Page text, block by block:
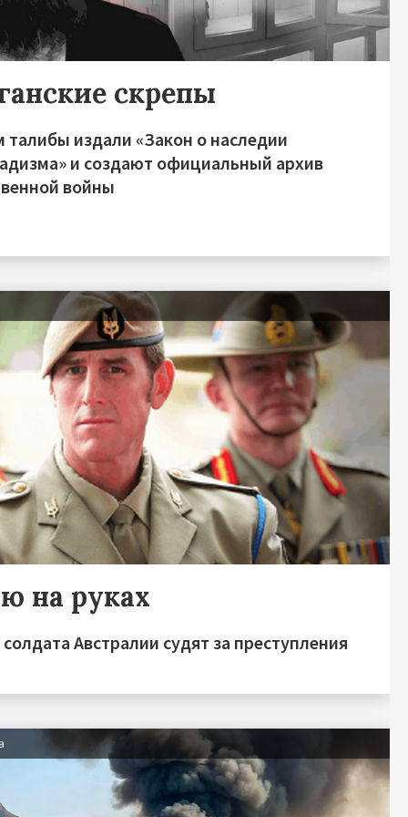
скрепы
талибы издали «Закон о наследии
и создают официальный архив
войны
на руках
Австралии судят за преступления